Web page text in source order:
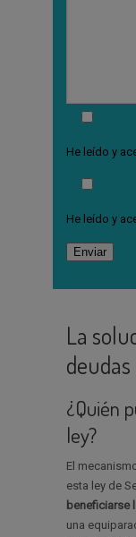
He leído y
He leído y
La
deudas
¿Quién
ley?
El
esta ley de
beneficiarse
una